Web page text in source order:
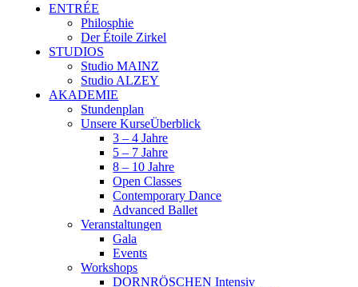
ENTRÉE
Philosphie
Der Étoile Zirkel
STUDIOS
Studio MAINZ
Studio ALZEY
AKADEMIE
Stundenplan
Unsere KurseÜberblick
3 – 4 Jahre
5 – 7 Jahre
8 – 10 Jahre
Open Classes
Contemporary Dance
Advanced Ballet
Veranstaltungen
Gala
Events
Workshops
DORNRÖSCHEN Intensiv